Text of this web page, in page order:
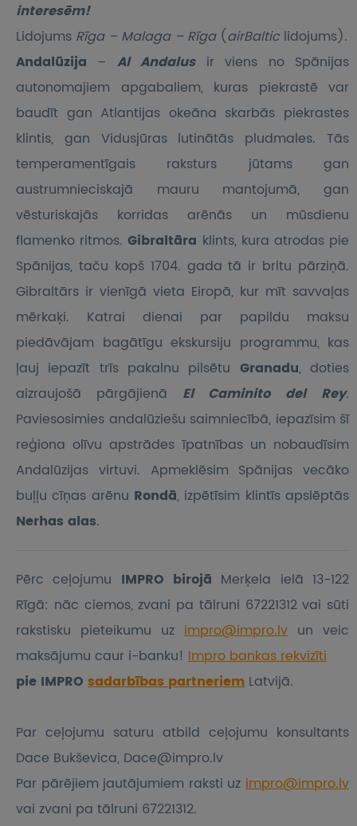
interesēm!
Lidojums Rīga – Malaga – Rīga (airBaltic lidojums).
Andalūzija – Al Andalus ir viens no Spānijas
autonomajiem apgabaliem, kuras piekrastē var
baudīt gan Atlantijas okeāna skarbās piekrastes
klintis, gan Vidusjūras lutinātās pludmales. Tās
temperamentīgais raksturs jūtams gan
austrumnieciskajā mauru mantojumā, gan
vēsturiskajās korridas arēnās un mūsdienu
flamenko ritmos.Gibraltāra klints, kura atrodas pie
Spānijas, taču kopš 1704. gada tā ir britu pārziņā.
Gibraltārs ir vienīgā vieta Eiropā, kur mīt savvaļas
mērkaķi. Katrai dienai par papildu maksu
piedāvājam bagātīgu ekskursiju programmu, kas
ļauj iepazīt trīs pakalnu pilsētu Granadu, doties
aizraujošā pārgājienā El Caminito del Rey.
Paviesosimies andalūziešu saimniecībā, iepazīsim šī
reģiona olīvu apstrādes īpatnības un nobaudīsim
Andalūzijas virtuvi. Apmeklēsim Spānijas vecāko
buļļu cīņas arēnu Rondā, izpētīsim klintīs apslēptās
Nerhas alas.
Pērc ceļojumu IMPRO birojā Merķela ielā 13-122
Rīgā: nāc ciemos, zvani pa tālruni 67221312 vai sūti
rakstisku pieteikumu uz impro@impro.lv un veic
maksājumu caur i-banku! Impro bankas rekvizīti
pie IMPRO sadarbības partneriem Latvijā.
Par ceļojumu saturu atbild ceļojumu konsultants
Dace Bukševica, Dace@impro.lv
Par pārējiem jautājumiem raksti uz impro@impro.lv
vai zvani pa tālruni 67221312.